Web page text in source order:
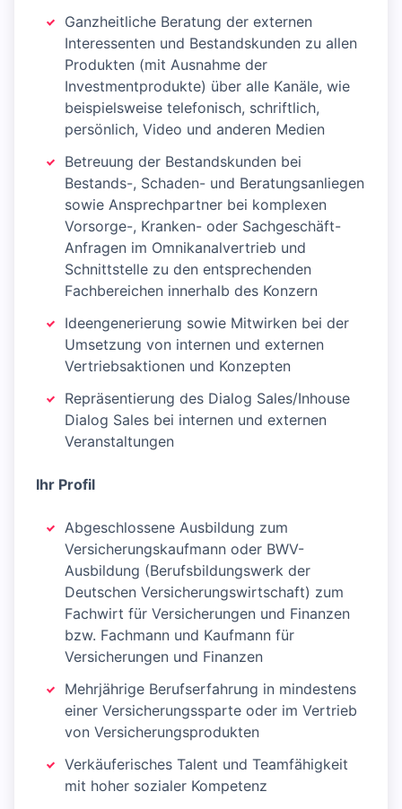
Ganzheitliche Beratung der externen
Interessenten und Bestandskunden zu allen
Produkten (mit Ausnahme der
Investmentprodukte) über alle Kanäle, wie
beispielsweise telefonisch, schriftlich,
persönlich, Video und anderen Medien
Betreuung der Bestandskunden bei
Bestands-, Schaden- und Beratungsanliegen
sowie Ansprechpartner bei komplexen
Vorsorge-, Kranken- oder Sachgeschäft-
Anfragen im Omnikanalvertrieb und
Schnittstelle zu den entsprechenden
Fachbereichen innerhalb des Konzern
Ideengenerierung sowie Mitwirken bei der
Umsetzung von internen und externen
Vertriebsaktionen und Konzepten
Repräsentierung des Dialog Sales/Inhouse
Dialog Sales bei internen und externen
Veranstaltungen
Ihr Profil
Abgeschlossene Ausbildung zum
Versicherungskaufmann oder BWV-
Ausbildung (Berufsbildungswerk der
Deutschen Versicherungswirtschaft) zum
Fachwirt für Versicherungen und Finanzen
bzw. Fachmann und Kaufmann für
Versicherungen und Finanzen
Mehrjährige Berufserfahrung in mindestens
einer Versicherungssparte oder im Vertrieb
von Versicherungsprodukten
Verkäuferisches Talent und Teamfähigkeit
mit hoher sozialer Kompetenz